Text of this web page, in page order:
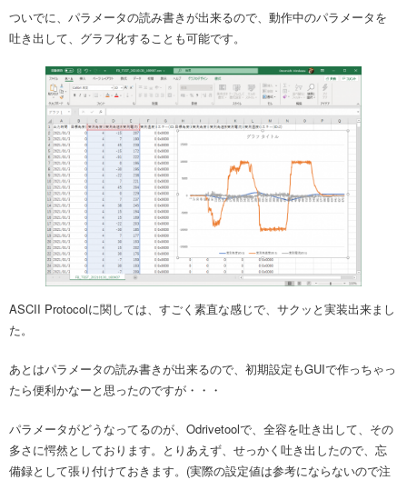
ついでに、パラメータの読み書きが出来るので、動作中のパラメータを
吐き出して、グラフ化することも可能です。
ASCII Protocolに関しては、すごく素直な感じで、サクッと実装出来まし
た。
あとはパラメータの読み書きが出来るので、初期設定もGUIで作っちゃっ
たら便利かなーと思ったのですが・・・
パラメータがどうなってるのが、Odrivetoolで、全容を吐き出して、その
多さに愕然としております。とりあえず、せっかく吐き出したので、忘
備録として張り付けておきます。(実際の設定値は参考にならないので注